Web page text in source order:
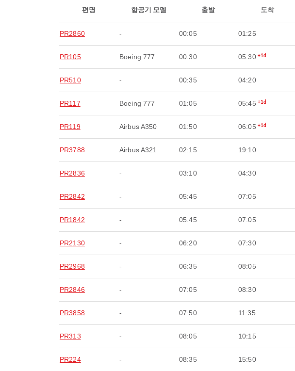
편명 항공기 모델 출발 도착
PR2860 - 00:05 01:25
PR105 Boeing 777 00:30 05:30 +1d
PR510 - 00:35 04:20
PR117 Boeing 777 01:05 05:45 +1d
PR119 Airbus A350 01:50 06:05 +1d
PR3788 Airbus A321 02:15 19:10
PR2836 - 03:10 04:30
PR2842 - 05:45 07:05
PR1842 - 05:45 07:05
PR2130 - 06:20 07:30
PR2968 - 06:35 08:05
PR2846 - 07:05 08:30
PR3858 - 07:50 11:35
PR313 - 08:05 10:15
PR224 - 08:35 15:50